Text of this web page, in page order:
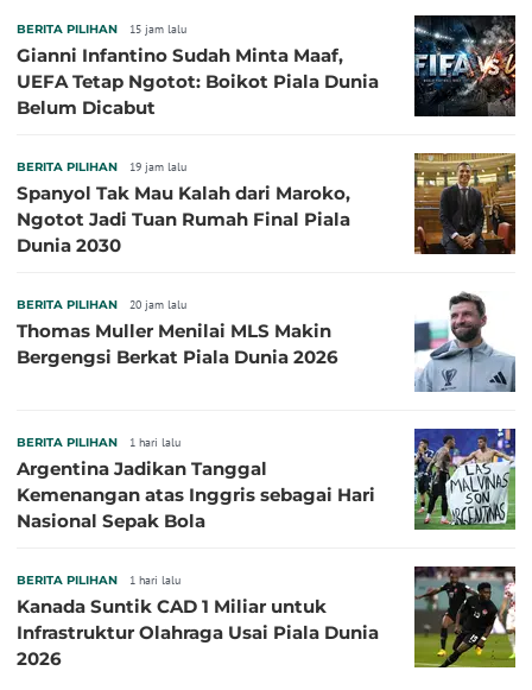
BERITA PILIHAN 15 jam lalu
Gianni Infantino Sudah Minta Maaf,
UEFA Tetap Ngotot: Boikot Piala Dunia
Belum Dicabut
BERITA PILIHAN 19 jam lalu
Spanyol Tak Mau Kalah dari Maroko,
Ngotot Jadi Tuan Rumah Final Piala
Dunia 2030
BERITA PILIHAN 20 jam lalu
Thomas Muller Menilai MLS Makin
Bergengsi Berkat Piala Dunia 2026
BERITA PILIHAN 1 hari lalu
Argentina Jadikan Tanggal
Kemenangan atas Inggris sebagai Hari
Nasional Sepak Bola
BERITA PILIHAN 1 hari lalu
Kanada Suntik CAD 1 Miliar untuk
Infrastruktur Olahraga Usai Piala Dunia
2026